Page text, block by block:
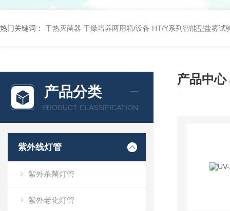
热门关键词： 干热灭菌器 干燥培养两用箱/设备 HT/Y系列智能型盐雾试
产品分类
PRODUCT CLASSIFICATION
紫外线灯管
紫外杀菌灯管
紫外老化灯管
产品中心